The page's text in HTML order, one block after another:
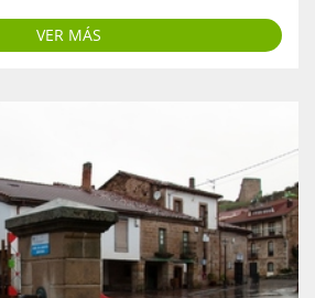
VER MÁS